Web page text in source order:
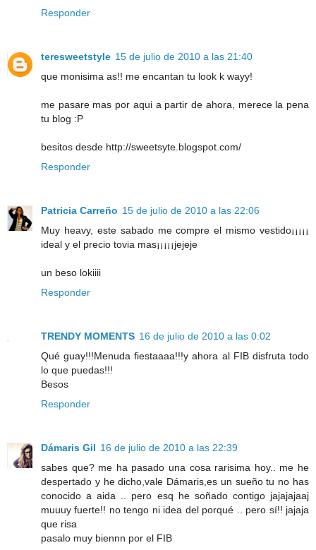
Responder
teresweetstyle 15 de julio de 2010 a las 21:40
que monisima as!! me encantan tu look k wayy!
me pasare mas por aqui a partir de ahora, merece la pena
tu blog :P
besitos desde http://sweetsyte.blogspot.com/
Responder
Patricia Carreño 15 de julio de 2010 a las 22:06
Muy heavy, este sabado me compre el mismo vestido¡¡¡¡¡
ideal y el precio tovia mas¡¡¡¡¡jejeje
un beso lokiiii
Responder
TRENDY MOMENTS 16 de julio de 2010 a las 0:02
Qué guay!!!Menuda fiestaaaa!!!y ahora al FIB disfruta todo
lo que puedas!!!
Besos
Responder
Dámaris Gil 16 de julio de 2010 a las 22:39
sabes que? me ha pasado una cosa rarisima hoy.. me he
despertado y he dicho,vale Dámaris,es un sueño tu no has
conocido a aida .. pero esq he soñado contigo jajajajaaj
muuuy fuerte!! no tengo ni idea del porqué .. pero sí!! jajaja
que risa
pasalo muy biennn por el FIB